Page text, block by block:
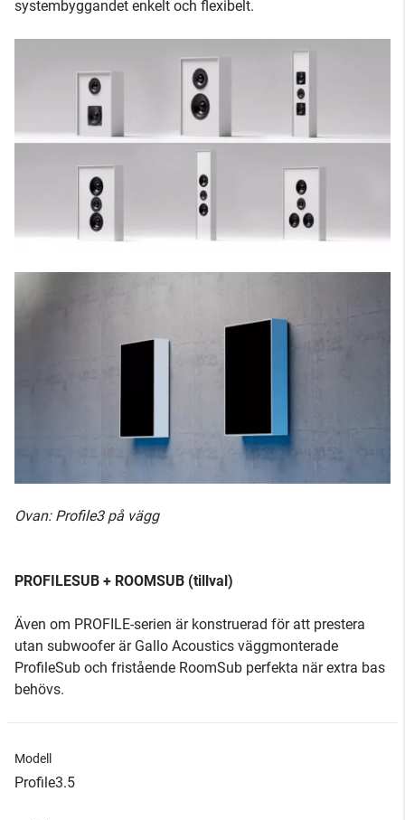
systembyggandet enkelt och flexibelt.
Ovan: Profile3 på vägg
PROFILESUB + ROOMSUB (tillval)
Även om PROFILE-serien är konstruerad för att prestera
utan subwoofer är Gallo Acoustics väggmonterade
ProfileSub och fristående RoomSub perfekta när extra bas
behövs.
Modell
Profile3.5